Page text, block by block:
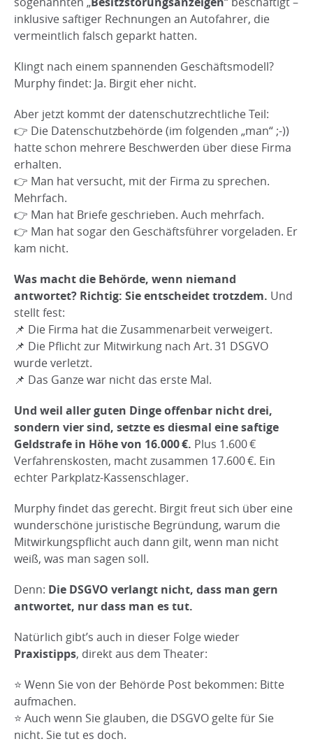
inklusive saftiger Rechnungen an Autofahrer, die
vermeintlich falsch geparkt hatten.
Klingt nach einem spannenden Geschäftsmodell?
Murphy findet: Ja. Birgit eher nicht.
Aber jetzt kommt der datenschutzrechtliche Teil:
👉 Die Datenschutzbehörde (im folgenden „man“ ;-))
hatte schon mehrere Beschwerden über diese Firma
erhalten.
👉 Man hat versucht, mit der Firma zu sprechen.
Mehrfach.
👉 Man hat Briefe geschrieben. Auch mehrfach.
👉 Man hat sogar den Geschäftsführer vorgeladen. Er
kam nicht.
Was macht die Behörde, wenn niemand
antwortet? Richtig: Sie entscheidet trotzdem. Und
stellt fest:
📌 Die Firma hat die Zusammenarbeit verweigert.
📌 Die Pflicht zur Mitwirkung nach Art. 31 DSGVO
wurde verletzt.
📌 Das Ganze war nicht das erste Mal.
Und weil aller guten Dinge offenbar nicht drei,
sondern vier sind, setzte es diesmal eine saftige
Geldstrafe in Höhe von 16.000 €. Plus 1.600 €
Verfahrenskosten, macht zusammen 17.600 €. Ein
echter Parkplatz-Kassenschlager.
Murphy findet das gerecht. Birgit freut sich über eine
wunderschöne juristische Begründung, warum die
Mitwirkungspflicht auch dann gilt, wenn man nicht
weiß, was man sagen soll.
Denn: Die DSGVO verlangt nicht, dass man gern
antwortet, nur dass man es tut.
Natürlich gibt’s auch in dieser Folge wieder
Praxistipps, direkt aus dem Theater:
⭐ Wenn Sie von der Behörde Post bekommen: Bitte
aufmachen.
⭐ Auch wenn Sie glauben, die DSGVO gelte für Sie
nicht. Sie tut es doch.